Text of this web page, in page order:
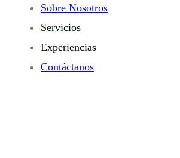
Sobre Nosotros
Servicios
Experiencias
Contáctanos